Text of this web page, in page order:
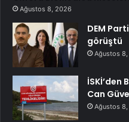
Ağustos 8, 2026
DEM
görüştü
Ağustos
Can
Ağustos